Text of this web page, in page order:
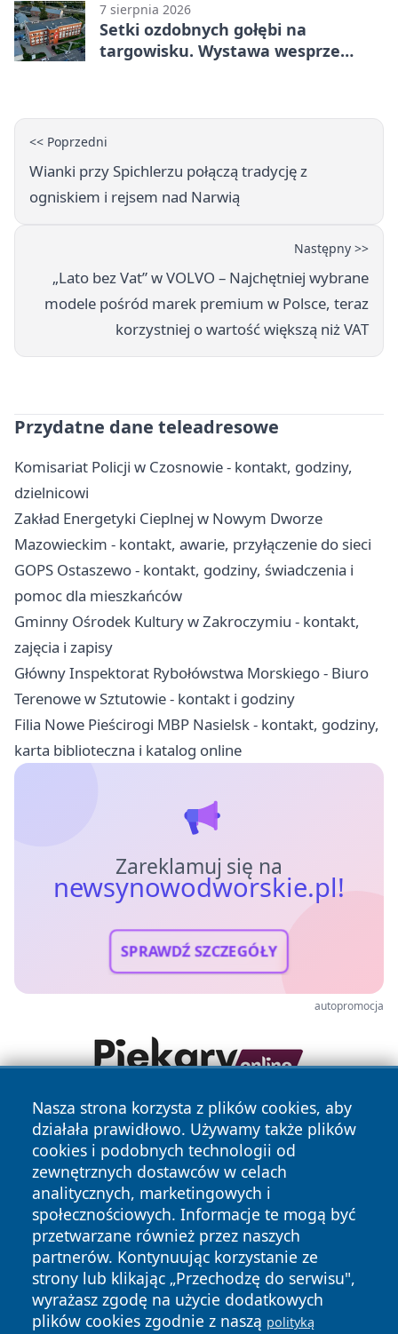
7 sierpnia 2026
Setki ozdobnych gołębi na
targowisku. Wystawa wesprze
<< Poprzedni
Wianki przy Spichlerzu połączą tradycję z
ogniskiem i rejsem nad Narwią
Następny >>
„Lato bez Vat” w VOLVO – Najchętniej wybrane
modele pośród marek premium w Polsce, teraz
korzystniej o wartość większą niż VAT
Przydatne dane teleadresowe
Komisariat Policji w Czosnowie - kontakt, godziny,
dzielnicowi
Zakład Energetyki Cieplnej w Nowym Dworze
Mazowieckim - kontakt, awarie, przyłączenie do sieci
GOPS Ostaszewo - kontakt, godziny, świadczenia i
pomoc dla mieszkańców
Gminny Ośrodek Kultury w Zakroczymiu - kontakt,
zajęcia i zapisy
Główny Inspektorat Rybołówstwa Morskiego - Biuro
Terenowe w Sztutowie - kontakt i godziny
Filia Nowe Pieścirogi MBP Nasielsk - kontakt, godziny,
karta biblioteczna i katalog online
Zareklamuj się na
newsynowodworskie.pl!
SPRAWDŹ SZCZEGÓŁY
autopromocja
Nasza strona korzysta z plików cookies, aby
działała prawidłowo. Używamy także plików
cookies i podobnych technologii od
zewnętrznych dostawców w celach
analitycznych, marketingowych i
społecznościowych. Informacje te mogą być
przetwarzane również przez naszych
partnerów. Kontynuując korzystanie ze
strony lub klikając „Przechodzę do serwisu",
wyrażasz zgodę na użycie dodatkowych
plików cookies zgodnie z naszą polityką
Copyright © 2026 newsynowodworskie.pl Wszystkie prawa
zastrzeżone.
News Autorzy
Polityka
Prywatności
Polityka
Cookies